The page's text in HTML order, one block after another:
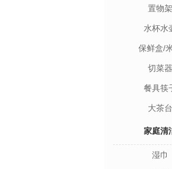
置物架
水杯水
保鲜盒/
切菜器
餐具筷
大茶台
家庭清
湿巾